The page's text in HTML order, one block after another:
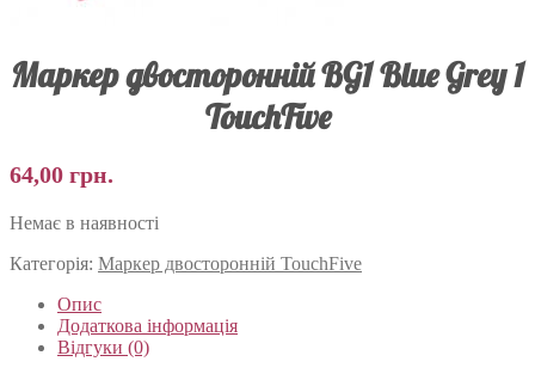
Маркер двосторонній BG1 Blue Grey 1
TouchFive
64,00 грн.
Немає в наявності
Категорія: Маркер двосторонній TouchFive
Опис
Додаткова інформація
Відгуки (0)